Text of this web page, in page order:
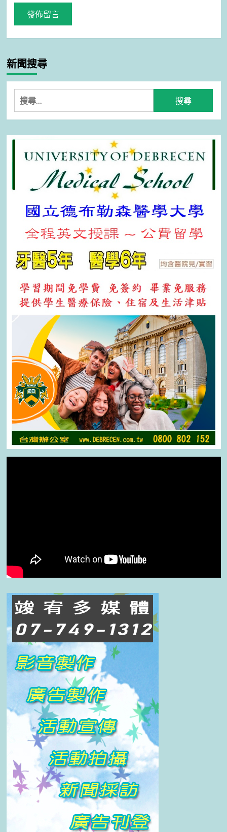
新聞搜尋
搜
尋
關
鍵